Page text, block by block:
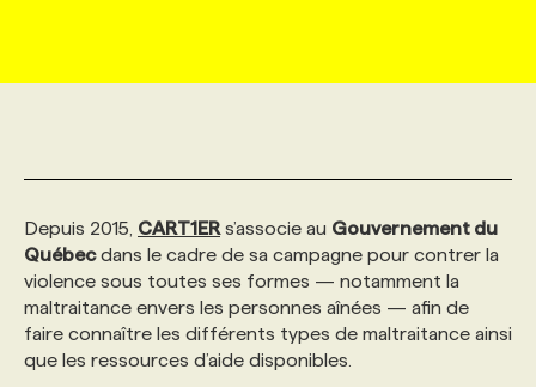
PRIX ET DISTINCTIONS
TENDANCES
GEO/SEO
ÉVÉNEMENTIEL
ANNONCEZ AVEC NOUS
FAQ
ANNONCEZ AVEC NOUS
ANNONCEZ AVEC NOUS
NOS PARCOURS DE FORMATIONS
FORMATIONS PERSONNALISÉES
NOS FORMATEUR‧RICES
SERVICE DE CHASSE DE TÊTE
NOS TARIFS
NOS EXPERTISES
Depuis 2015, CART1ER s’associe au Gouvernement du
Québecdans le cadre de sa campagne pour contrer la
violence sous toutes ses formes — notamment la
maltraitance envers les personnes aînées — afin de
faire connaître les différents types de maltraitance ainsi
que les ressources d’aide disponibles.